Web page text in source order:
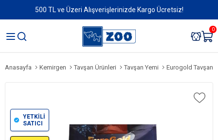
500 TL ve Üzeri Alışverişlerinizde Kargo Ücretsiz!
0
Anasayfa Kemirgen Tavşan Ürünleri Tavşan Yemi Eurogold Tavşan
YETKİLİ
SATICI